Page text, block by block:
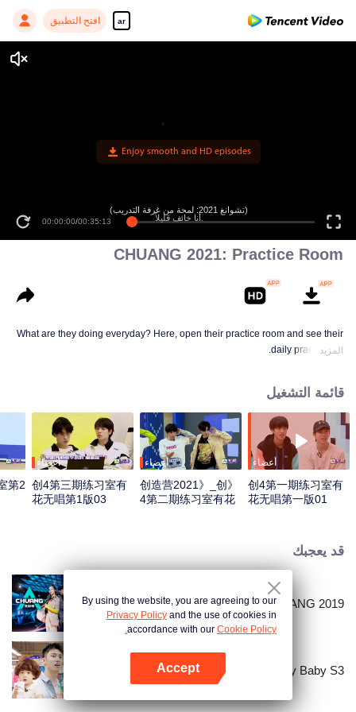
ar افتح التطبيق
Enjoy smooth and HD episodes
00:00:00/00:35:13
(تشوانغ 2021: لمحة من غرفة التدريب)
أنا خائف قليلاً.
CHUANG 2021: Practice Room
What are they doing everyday? Here, open their practice room and see their
daily practice life.
المزيد
قائمة التشغيل
أعضاء
创4第一期练习室有
花无唱第一版01
أعضاء
《创造营2021》_创
4第二期练习室有花
أعضاء
创4第三期练习室有
花无唱第1版03
第2
قد يعجبك
CHUANG 2019
Let Go of My Baby S3
By using the website, you are agreeing to our
Privacy Policy and the use of cookies in
accordance with our Cookie Policy.
Accept